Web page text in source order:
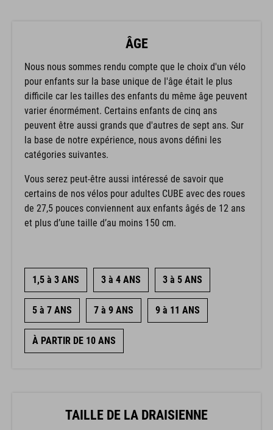
ÂGE
Nous nous sommes rendu compte que le choix d'un vélo
pour enfants sur la base unique de l'âge était le plus
difficile car les tailles des enfants du même âge peuvent
varier énormément. Certains enfants de cinq ans
peuvent être aussi grands que d'autres de sept ans. Sur
la base de notre expérience, nous avons défini les
catégories suivantes.
Vous serez peut-être aussi intéressé de savoir que
certains de nos vélos pour adultes CUBE avec des roues
de 27,5 pouces conviennent aux enfants âgés de 12 ans
et plus d’une taille d’au moins 150 cm.
1,5 à 3 ANS 3 à 4 ANS 3 à 5 ANS
5 à 7 ANS 7 à 9 ANS 9 à 11 ANS
À PARTIR DE 10 ANS
TAILLE DE LA DRAISIENNE